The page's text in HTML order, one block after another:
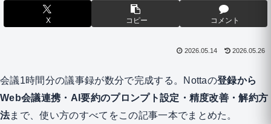
X コピー コメント
2026.05.14 2026.05.26
会議1時間分の議事録が数分で完成する。Nottaの登録から
Web会議連携・AI要約のプロンプト設定・精度改善・解約方
法まで、使い方のすべてをこの記事一本でまとめた。